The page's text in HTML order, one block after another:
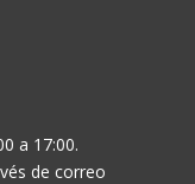
a 17:00.
de correo